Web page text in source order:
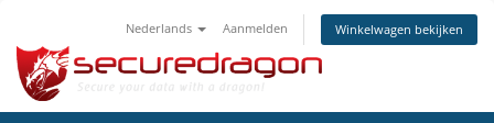
Nederlands Aanmelden Winkelwagen bekijken